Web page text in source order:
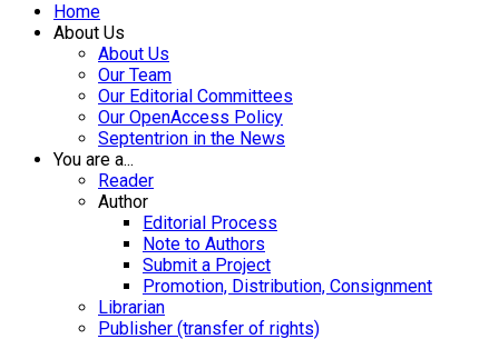
Home
About Us
About Us
Our Team
Our Editorial Committees
Our OpenAccess Policy
Septentrion in the News
You are a...
Reader
Author
Editorial Process
Note to Authors
Submit a Project
Promotion, Distribution, Consignment
Librarian
Publisher (transfer of rights)